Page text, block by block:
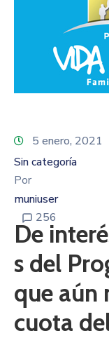
5 enero, 2021
Sin categoría
Por
muniuser
256
De
s del
que aún
cuota